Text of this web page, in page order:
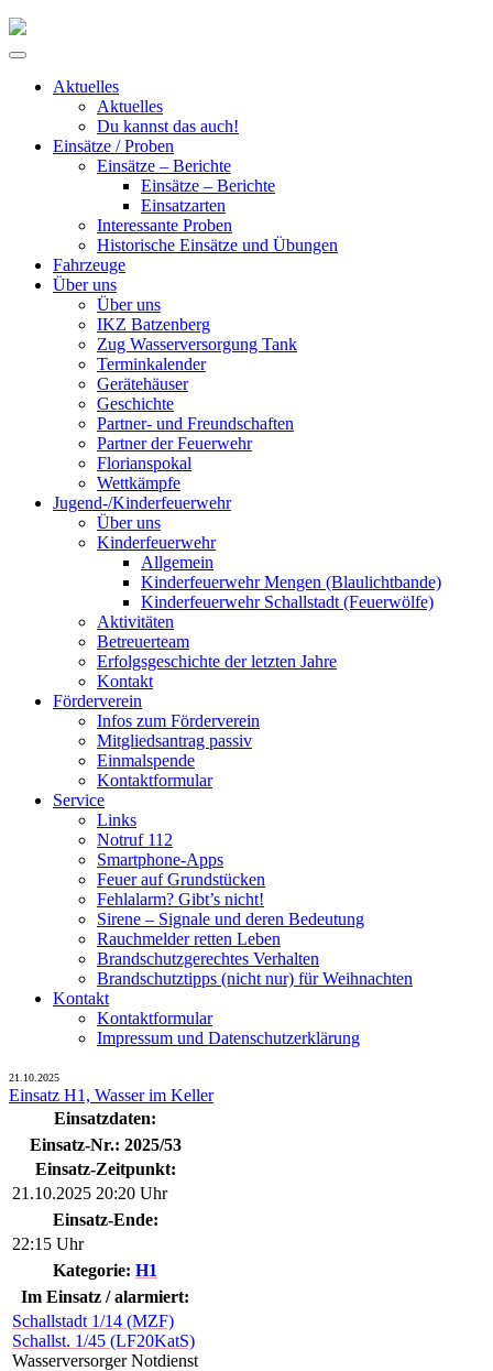
Skip
Primary
Aktuelles
Aktuelles
Du kannst das auch!
Einsätze / Proben
Einsätze – Berichte
Einsätze – Berichte
Einsatzarten
Interessante Proben
Historische Einsätze und Übungen
Fahrzeuge
Über uns
Über uns
IKZ Batzenberg
Zug Wasserversorgung Tank
Terminkalender
Gerätehäuser
Geschichte
Partner- und Freundschaften
Partner der Feuerwehr
Florianspokal
Wettkämpfe
Jugend-/Kinderfeuerwehr
Über uns
Kinderfeuerwehr
Allgemein
Kinderfeuerwehr Mengen (Blaulichtbande)
Kinderfeuerwehr Schallstadt (Feuerwölfe)
Aktivitäten
Betreuerteam
Erfolgsgeschichte der letzten Jahre
Kontakt
Förderverein
Infos zum Förderverein
Mitgliedsantrag passiv
Einmalspende
Kontaktformular
Service
Links
Notruf 112
Smartphone-Apps
Feuer auf Grundstücken
Fehlalarm? Gibt’s nicht!
Sirene – Signale und deren Bedeutung
Rauchmelder retten Leben
Brandschutzgerechtes Verhalten
Brandschutztipps (nicht nur) für Weihnachten
Kontakt
Kontaktformular
Impressum und Datenschutzerklärung
21.10.2025
Einsatz H1, Wasser im Keller
Einsatzdaten:
Einsatz-Nr.: 2025/53
Einsatz-Zeitpunkt:
21.10.2025 20:20 Uhr
Einsatz-Ende:
22:15 Uhr
Kategorie: H1
Im Einsatz / alarmiert:
Schallstadt 1/14 (MZF)
Schallst. 1/45 (LF20KatS)
Wasserversorger Notdienst